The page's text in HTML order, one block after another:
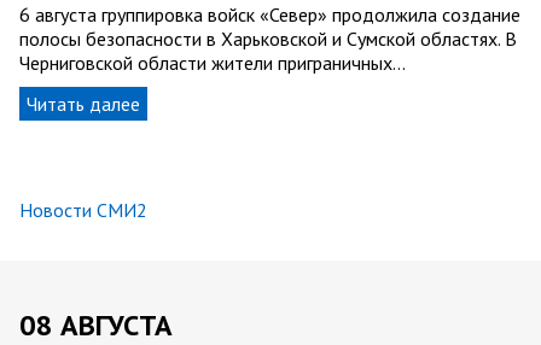
6 августа группировка войск «Север» продолжила создание
полосы безопасности в Харьковской и Сумской областях. В
Черниговской области жители приграничных…
Читать далее
Новости СМИ2
08 АВГУСТА